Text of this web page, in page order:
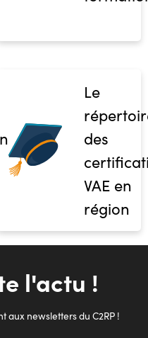
Le
des
VAE en
région
l'actu !
aux newsletters du C2RP !